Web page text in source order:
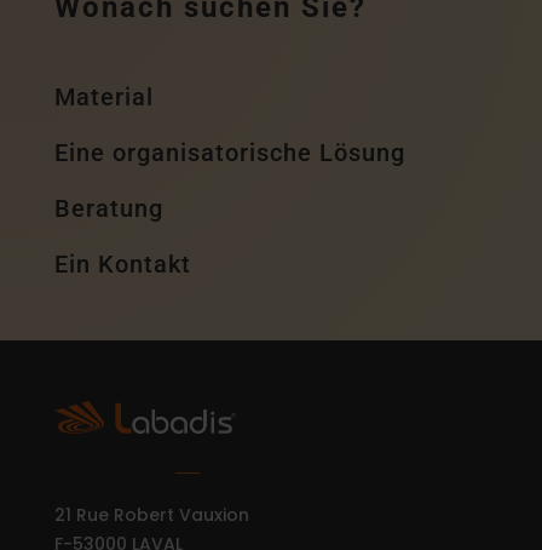
Wonach suchen Sie?
Material
Eine organisatorische Lösung
Beratung
Ein Kontakt
21 Rue Robert Vauxion
F-53000 LAVAL